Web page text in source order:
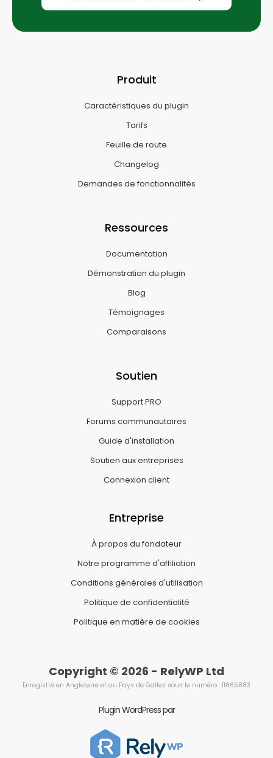
Produit
Caractéristiques du plugin
Tarifs
Feuille de route
Changelog
Demandes de fonctionnalités
Ressources
Documentation
Démonstration du plugin
Blog
Témoignages
Comparaisons
Soutien
Support PRO
Forums communautaires
Guide d'installation
Soutien aux entreprises
Connexion client
Entreprise
À propos du fondateur
Notre programme d'affiliation
Conditions générales d'utilisation
Politique de confidentialité
Politique en matière de cookies
Copyright © 2026 - RelyWP Ltd
Enregistré en Angleterre et au Pays de Galles sous le numéro : 11865883
Plugin WordPress par